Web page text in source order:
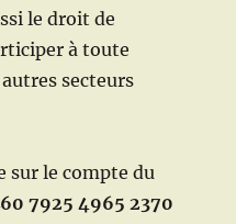
le droit de
à toute
secteurs
sur le compte du
7925 4965 2370